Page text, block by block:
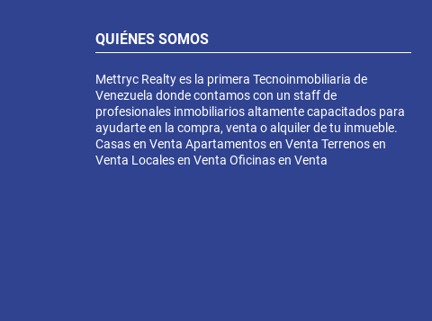
QUIÉNES SOMOS
Mettryc Realty es la primera Tecnoinmobiliaria de
Venezuela donde contamos con un staff de
profesionales inmobiliarios altamente capacitados para
ayudarte en la compra, venta o alquiler de tu inmueble.
Casas en Venta Apartamentos en Venta Terrenos en
Venta Locales en Venta Oficinas en Venta